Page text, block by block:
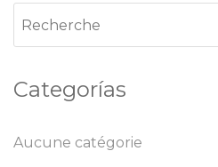
Categorías
Aucune catégorie